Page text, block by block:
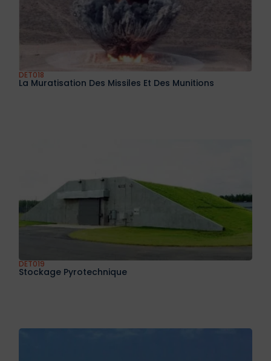
DET018
La Muratisation Des Missiles Et Des Munitions
DET019
Stockage Pyrotechnique